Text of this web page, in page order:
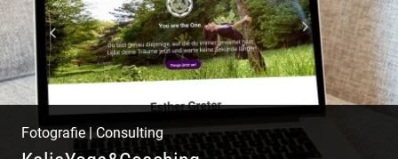
Fotografie|Consulting